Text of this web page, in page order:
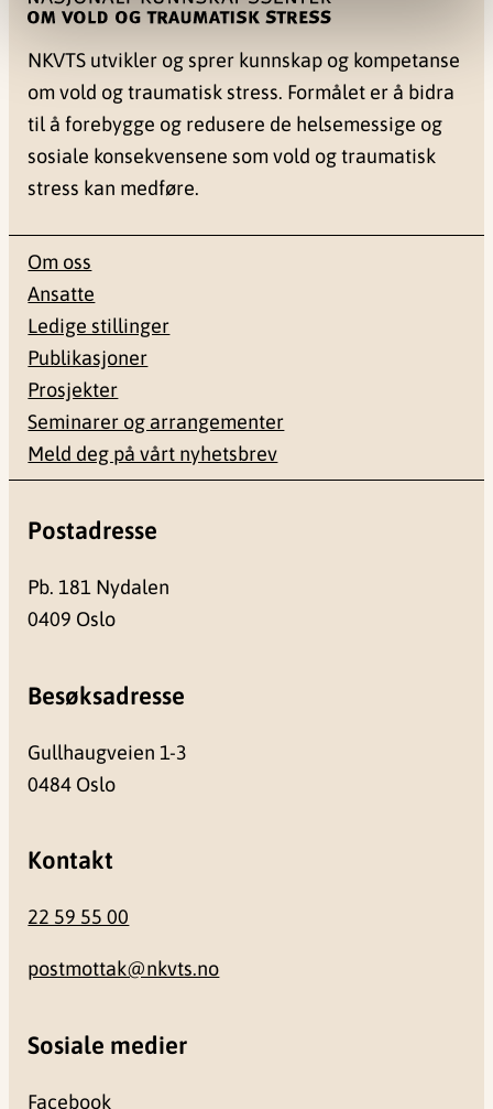
NKVTS utvikler og sprer kunnskap og kompetanse
om vold og traumatisk stress. Formålet er å bidra
til å forebygge og redusere de helsemessige og
sosiale konsekvensene som vold og traumatisk
stress kan medføre.
Om oss
Ansatte
Ledige stillinger
Publikasjoner
Prosjekter
Seminarer og arrangementer
Meld deg på vårt nyhetsbrev
Postadresse
Pb. 181 Nydalen
0409 Oslo
Besøksadresse
Gullhaugveien 1-3
0484 Oslo
Kontakt
22 59 55 00
postmottak@nkvts.no
Sosiale medier
Facebook